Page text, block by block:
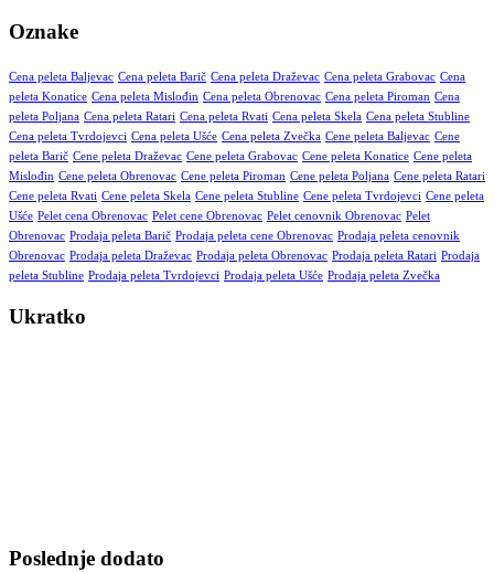
Oznake
Cena peleta Baljevac Cena peleta Barič Cena peleta Draževac Cena peleta Grabovac Cena
peleta Konatice Cena peleta Mislođin Cena peleta Obrenovac Cena peleta Piroman Cena
peleta Poljana Cena peleta Ratari Cena peleta Rvati Cena peleta Skela Cena peleta Stubline
Cena peleta Tvrdojevci Cena peleta Ušće Cena peleta Zvečka Cene peleta Baljevac Cene
peleta Barič Cene peleta Draževac Cene peleta Grabovac Cene peleta Konatice Cene peleta
Mislođin Cene peleta Obrenovac Cene peleta Piroman Cene peleta Poljana Cene peleta Ratari
Cene peleta Rvati Cene peleta Skela Cene peleta Stubline Cene peleta Tvrdojevci Cene peleta
Ušće Pelet cena Obrenovac Pelet cene Obrenovac Pelet cenovnik Obrenovac Pelet
Obrenovac Prodaja peleta Barič Prodaja peleta cene Obrenovac Prodaja peleta cenovnik
Obrenovac Prodaja peleta Draževac Prodaja peleta Obrenovac Prodaja peleta Ratari Prodaja
peleta Stubline Prodaja peleta Tvrdojevci Prodaja peleta Ušće Prodaja peleta Zvečka
Ukratko
Poslednje dodato